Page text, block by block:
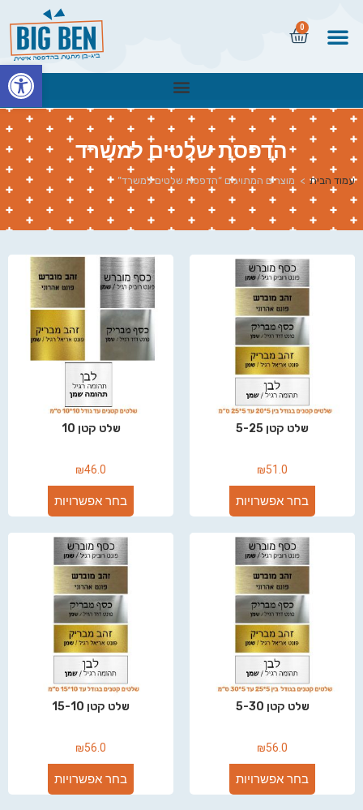
0
הדפסת שלטים למשרד
עמוד הבית > מוצרים המתויגים “הדפסת שלטים למשרד”
שלט קטן 5-25
₪51.0
בחר אפשרויות
שלט קטן 10
₪46.0
בחר אפשרויות
שלט קטן 5-30
₪56.0
בחר אפשרויות
שלט קטן 15-10
₪56.0
בחר אפשרויות